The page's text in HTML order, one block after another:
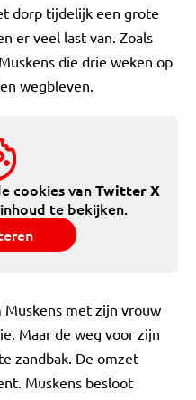
dorp tijdelijk een grote
er veel last van. Zoals
die drie weken op
wegbleven.
cookies vanTwitter X
te bekijken.
Muskens met zijn vrouw
Maar de weg voor zijn
zandbak. De omzet
Muskens besloot